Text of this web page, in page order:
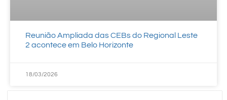
Reunião Ampliada das CEBs do Regional Leste
2 acontece em Belo Horizonte
18/03/2026